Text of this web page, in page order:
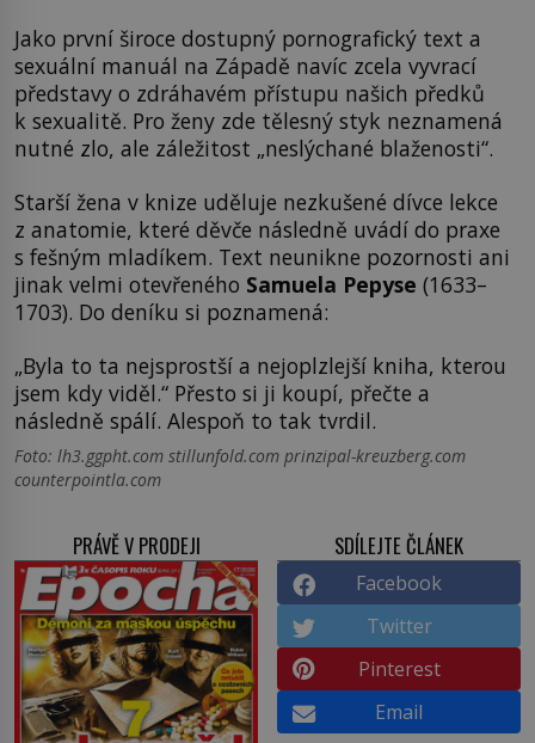
Jako první široce dostupný pornografický text a
sexuální manuál na Západě navíc zcela vyvrací
představy o zdráhavém přístupu našich předků
k sexualitě. Pro ženy zde tělesný styk neznamená
nutné zlo, ale záležitost „neslýchané blaženosti“.
Starší žena v knize uděluje nezkušené dívce lekce
z anatomie, které děvče následně uvádí do praxe
s fešným mladíkem. Text neunikne pozornosti ani
jinak velmi otevřeného Samuela Pepyse (1633–
1703). Do deníku si poznamená:
„Byla to ta nejsprostší a nejoplzlejší kniha, kterou
jsem kdy viděl.“ Přesto si ji koupí, přečte a
následně spálí. Alespoň to tak tvrdil.
Foto: lh3.ggpht.com stillunfold.com prinzipal-kreuzberg.com
counterpointla.com
PRÁVĚ V PRODEJI SDÍLEJTE ČLÁNEK
Facebook
Twitter
Pinterest
Email